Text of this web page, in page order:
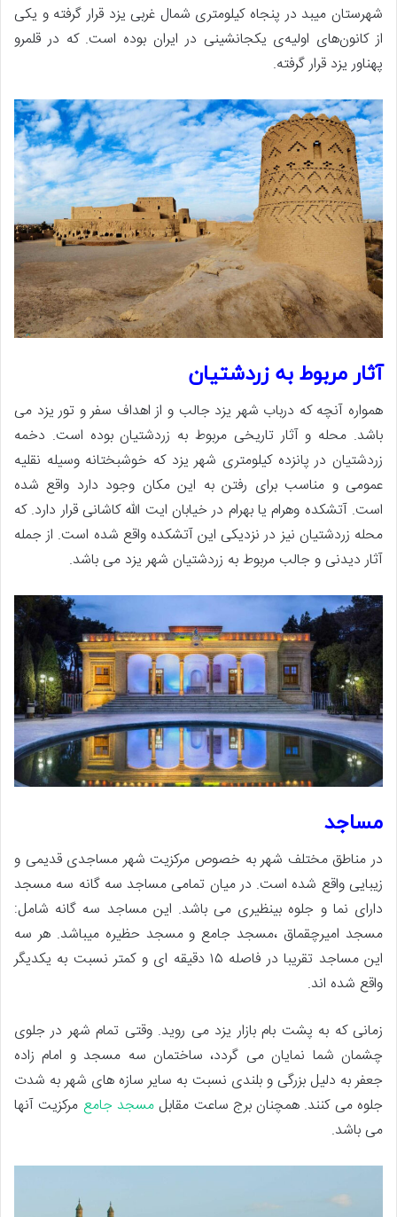
شهرستان میبد در پنجاه کیلومتری شمال غربی یزد قرار گرفته و یکی
از کانون‌های اولیه‌ی یکجانشینی در ایران بوده است. که در قلمرو
پهناور یزد قرار گرفته.
آثار مربوط به زردشتیان
همواره آنچه که درباب شهر یزد جالب و از اهداف سفر و تور یزد می
باشد. محله و آثار تاریخی مربوط به زردشتیان بوده است. دخمه
زردشتیان در پانزده کیلومتری شهر یزد که خوشبختانه وسیله نقلیه
عمومی و مناسب برای رفتن به این مکان وجود دارد واقع شده
است. آتشکده وهرام یا بهرام در خیابان ایت الله کاشانی قرار دارد. که
محله زردشتیان نیز در نزدیکی این آتشکده واقع شده است. از جمله
آثار دیدنی و جالب مربوط به زردشتیان شهر یزد می باشد.
مساجد
در مناطق مختلف شهر به خصوص مرکزیت شهر مساجدی قدیمی و
زیبایی واقع شده است. در میان تمامی مساجد سه گانه سه مسجد
دارای نما و جلوه بینظیری می باشد. این مساجد سه گانه شامل:
مسجد امیرچقماق ،مسجد جامع و مسجد حظیره میباشد. هر سه
این مساجد تقریبا در فاصله ۱۵ دقیقه ای و کمتر نسبت به یکدیگر
واقع شده اند.
زمانی که به پشت بام بازار یزد می روید. وقتی تمام شهر در جلوی
چشمان شما نمایان می گردد، ساختمان سه مسجد و امام زاده
جعفر به دلیل بزرگی و بلندی نسبت به سایر سازه های شهر به شدت
جلوه می کنند. همچنان برج ساعت مقابلمسجد جامع مرکزیت آنها
می باشد.